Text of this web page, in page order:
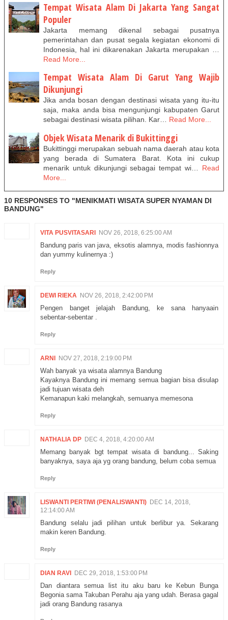
Tempat Wisata Alam Di Jakarta Yang Sangat
Populer
Jakarta memang dikenal sebagai pusatnya
pemerintahan dan pusat segala kegiatan ekonomi di
Indonesia, hal ini dikarenakan Jakarta merupakan …
Read More...
Tempat Wisata Alam Di Garut Yang Wajib
Dikunjungi
Jika anda bosan dengan destinasi wisata yang itu-itu
saja, maka anda bisa mengunjungi kabupaten Garut
sebagai destinasi wisata pilihan. Kar… Read More...
Objek Wisata Menarik di Bukittinggi
Bukittinggi merupakan sebuah nama daerah atau kota
yang berada di Sumatera Barat. Kota ini cukup
menarik untuk dikunjungi sebagai tempat wi…
Read
More...
10 RESPONSES TO "MENIKMATI WISATA SUPER NYAMAN DI
BANDUNG"
VITA PUSVITASARI NOV 26, 2018, 6:25:00 AM
Bandung paris van java, eksotis alamnya, modis fashionnya
dan yummy kulinernya :)
Reply
DEWI RIEKA NOV 26, 2018, 2:42:00 PM
Pengen banget jelajah Bandung, ke sana hanyaain
sebentar-sebentar .
Reply
ARNI NOV 27, 2018, 2:19:00 PM
Wah banyak ya wisata alamnya Bandung
Kayaknya Bandung ini memang semua bagian bisa disulap
jadi tujuan wisata deh
Kemanapun kaki melangkah, semuanya memesona
Reply
NATHALIA DP DEC 4, 2018, 4:20:00 AM
Memang banyak bgt tempat wisata di bandung... Saking
banyaknya, saya aja yg orang bandung, belum coba semua
Reply
LISWANTI PERTIWI (PENALISWANTI) DEC 14, 2018,
12:14:00 AM
Bandung selalu jadi pilihan untuk berlibur ya. Sekarang
makin keren Bandung.
Reply
DIAN RAVI DEC 29, 2018, 1:53:00 PM
Dan diantara semua list itu aku baru ke Kebun Bunga
Begonia sama Takuban Perahu aja yang udah. Berasa gagal
jadi orang Bandung rasanya